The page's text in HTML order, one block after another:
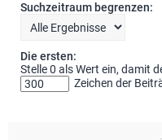
Suchzeitraum begrenzen:
Die ersten:
Stelle 0 als Wert ein, damit
Zeichen der